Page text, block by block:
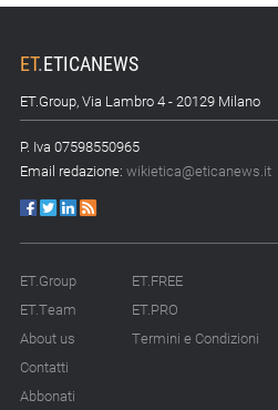
ET.ETICANEWS
ET.Group, Via Lambro 4 - 20129 Milano
P. Iva 07598550965
Email redazione: wikietica@eticanews.it
ET.Group
ET.Team
About us
Contatti
Abbonati
ET.FREE
ET.PRO
Termini e Condizioni